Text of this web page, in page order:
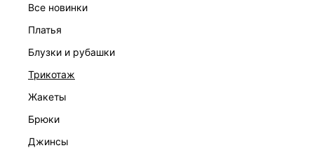
все новинки
платья
блузки и рубашки
трикотаж
жакеты
брюки
джинсы